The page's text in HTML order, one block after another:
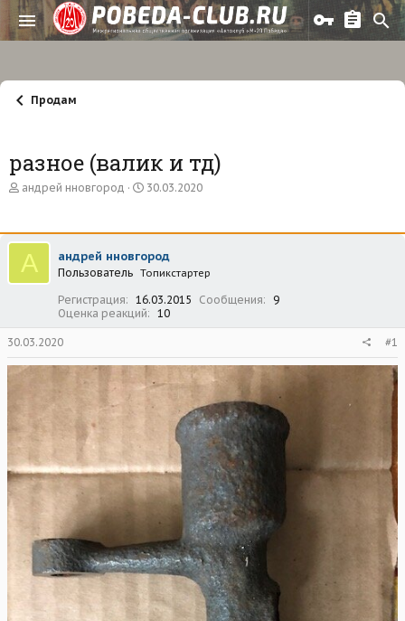
Продам
разное (валик и тд)
А
о
р
т
е
андрей нновгород
Д
а
а
ч
л
а
30.03.2020
А андрей нновгород
Пользователь Топикстартер
Регистрация 16.03.2015 Сообщения
9
Оценка реакций
10
30.03.2020 #1